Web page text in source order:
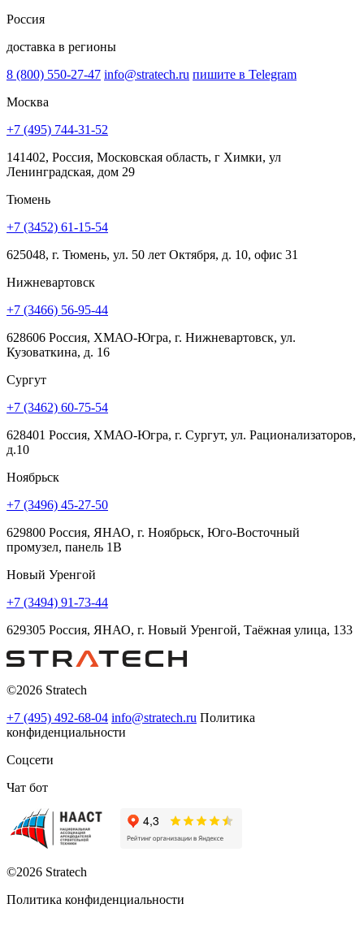
Россия
доставка в регионы
8 (800) 550-27-47 info@stratech.ru пишите в Telegram
Москва
+7 (495) 744-31-52
141402, Россия, Московская область, г Химки, ул
Ленинградская, дом 29
Тюмень
+7 (3452) 61-15-54
625048, г. Тюмень, ул. 50 лет Октября, д. 10, офис 31
Нижневартовск
+7 (3466) 56-95-44
628606 Россия, ХМАО-Югра, г. Нижневартовск, ул.
Кузоваткина, д. 16
Сургут
+7 (3462) 60-75-54
628401 Россия, ХМАО-Югра, г. Сургут, ул. Рационализаторов,
д.10
Ноябрьск
+7 (3496) 45-27-50
629800 Россия, ЯНАО, г. Ноябрьск, Юго-Восточный
промузел, панель 1В
Новый Уренгой
+7 (3494) 91-73-44
629305 Россия, ЯНАО, г. Новый Уренгой, Таёжная улица, 133
©2026 Stratech
+7 (495) 492-68-04 info@stratech.ru Политика
конфиденциальности
Соцсети
Чат бот
©2026 Stratech
Политика конфиденциальности